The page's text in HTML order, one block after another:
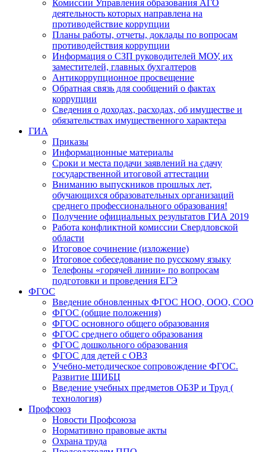
Комиссии Управления образования АГО
деятельность которых направлена на
противодействие коррупции
Планы работы, отчеты, доклады по вопросам
противодействия коррупции
Информация о СЗП руководителей МОУ, их
заместителей, главных бухгалтеров
Антикоррупционное просвещение
Обратная связь для сообщений о фактах
коррупции
Сведения о доходах, расходах, об имуществе и
обязательствах имущественного характера
ГИА
Приказы
Информационные материалы
Сроки и места подачи заявлений на сдачу
государственной итоговой аттестации
Вниманию выпускников прошлых лет,
обучающихся образовательных организаций
среднего профессионального образования!
Получение официальных результатов ГИА 2019
Работа конфликтной комиссии Свердловской
области
Итоговое сочинение (изложение)
Итоговое собеседование по русскому языку
Телефоны «горячей линии» по вопросам
подготовки и проведения ЕГЭ
ФГОС
Введение обновленных ФГОС НОО, ООО, СОО
ФГОС (общие положения)
ФГОС основного общего образования
ФГОС среднего общего образования
ФГОС дошкольного образования
ФГОС для детей с ОВЗ
Учебно-методическое сопровождение ФГОС.
Развитие ШИБЦ
Введение учебных предметов ОБЗР и Труд (
технология)
Профсоюз
Новости Профсоюза
Нормативно правовые акты
Охрана труда